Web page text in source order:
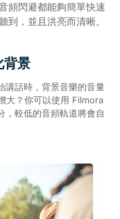
頻閃避都能夠簡單快速
到，並且洪亮而清晰。
背景
講話時，背景音樂的音量
大？你可以使用 Filmora
，較低的音頻軌道將會自